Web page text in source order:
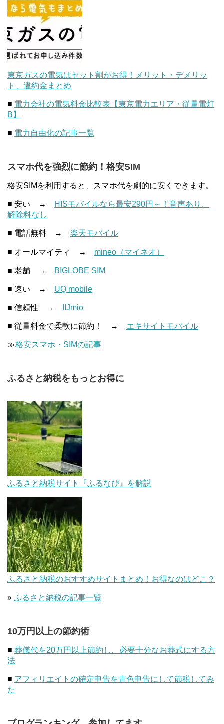
東京ガスの電気はセット割がお得！メリット・デメリッ
ト、違約金まとめ
■ 電力会社の電気料金比較表【東京電力エリア・従量電灯
B】
■ 電力自由化の記事一覧
スマホ代を強烈に節約！格安SIM
格安SIMを利用すると、スマホ代を劇的に安くできます。
■ 安い →
HISモバイルなら最安290円～！音声あり、
解除料なし
■ 電話無料 → 楽天モバイル
■ オールマイティ → mineo（マイネオ）
■ 老舗 → BIGLOBE SIM
■ 速い → UQ mobile
■ 信頼性 → IIJmio
■ 従量料金で柔軟に節約！ → エキサイトモバイル
≫格安スマホ・SIMの記事
ふるさと納税をもっとお得に
ふるさと納税サイト『ふるなび』を解説
ふるさと納税のおすすめサイトまとめ！お得なのはどこ？
» ふるさと納税の記事一覧
10万円以上の節約術
■ 葬儀代を20万円以上節約し、必要十分なお葬式にする方
法
■ アフィリエイトの確定申告を青色申告にして節税してみ
た